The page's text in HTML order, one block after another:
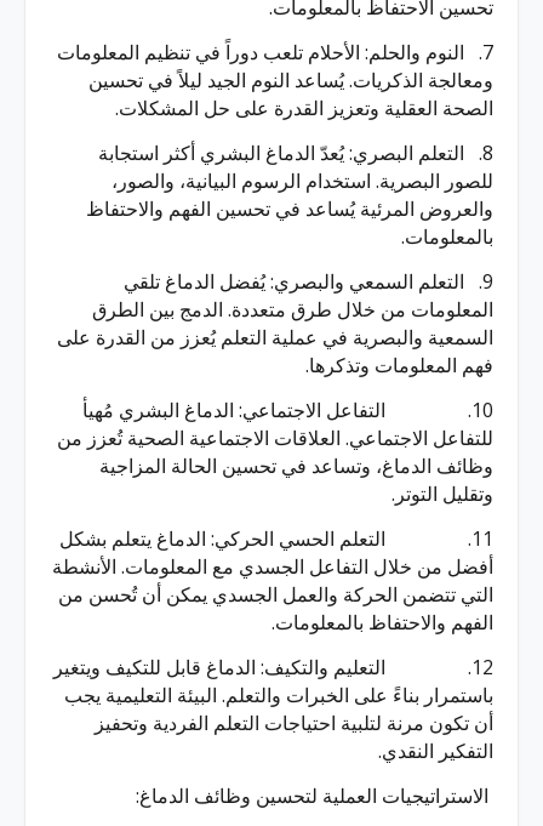
تحسين الاحتفاظ بالمعلومات.
7. النوم والحلم: الأحلام تلعب دوراً في تنظيم المعلومات
ومعالجة الذكريات. يُساعد النوم الجيد ليلاً في تحسين
الصحة العقلية وتعزيز القدرة على حل المشكلات.
8. التعلم البصري: يُعدّ الدماغ البشري أكثر استجابة
للصور البصرية. استخدام الرسوم البيانية، والصور،
والعروض المرئية يُساعد في تحسين الفهم والاحتفاظ
بالمعلومات.
9. التعلم السمعي والبصري: يُفضل الدماغ تلقي
المعلومات من خلال طرق متعددة. الدمج بين الطرق
السمعية والبصرية في عملية التعلم يُعزز من القدرة على
فهم المعلومات وتذكرها.
10. التفاعل الاجتماعي: الدماغ البشري مُهيأ
للتفاعل الاجتماعي. العلاقات الاجتماعية الصحية تُعزز من
وظائف الدماغ، وتساعد في تحسين الحالة المزاجية
وتقليل التوتر.
11. التعلم الحسي الحركي: الدماغ يتعلم بشكل
أفضل من خلال التفاعل الجسدي مع المعلومات. الأنشطة
التي تتضمن الحركة والعمل الجسدي يمكن أن تُحسن من
الفهم والاحتفاظ بالمعلومات.
12. التعليم والتكيف: الدماغ قابل للتكيف ويتغير
باستمرار بناءً على الخبرات والتعلم. البيئة التعليمية يجب
أن تكون مرنة لتلبية احتياجات التعلم الفردية وتحفيز
التفكير النقدي.
الاستراتيجيات العملية لتحسين وظائف الدماغ: